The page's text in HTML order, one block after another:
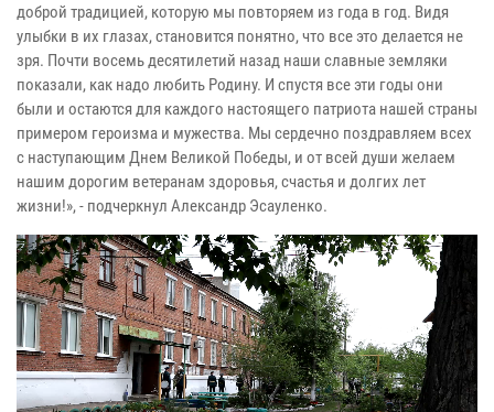
доброй традицией, которую мы повторяем из года в год. Видя
улыбки в их глазах, становится понятно, что все это делается не
зря. Почти восемь десятилетий назад наши славные земляки
показали, как надо любить Родину. И спустя все эти годы они
были и остаются для каждого настоящего патриота нашей страны
примером героизма и мужества. Мы сердечно поздравляем всех
с наступающим Днем Великой Победы, и от всей души желаем
нашим дорогим ветеранам здоровья, счастья и долгих лет
жизни!», - подчеркнул Александр Эсауленко.